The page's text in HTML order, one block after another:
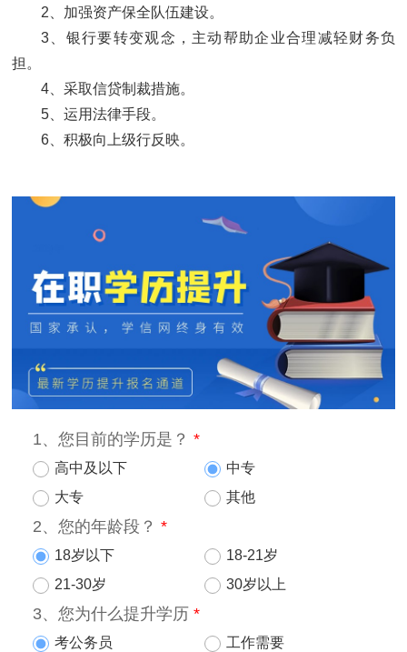
2、加强资产保全队伍建设。
3、银行要转变观念，主动帮助企业合理减轻财务负
担。
4、采取信贷制裁措施。
5、运用法律手段。
6、积极向上级行反映。